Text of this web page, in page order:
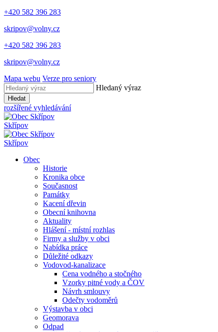
+420 582 396 283
skripov@volny.cz
+420 582 396 283
skripov@volny.cz
Mapa webu Verze pro seniory
Hledaný výraz
Hledat
rozšířené vyhledávání
Skřípov
Skřípov
Obec
Historie
Kronika obce
Současnost
Památky
Kacení dřevin
Obecní knihovna
Aktuality
Hlášení - místní rozhlas
Firmy a služby v obci
Nabídka práce
Důležité odkazy
Vodovod-kanalizace
Cena vodného a stočného
Vzorky pitné vody a ČOV
Návrh smlouvy
Odečty vodoměrů
Výstavba v obci
Geomorava
Odpad